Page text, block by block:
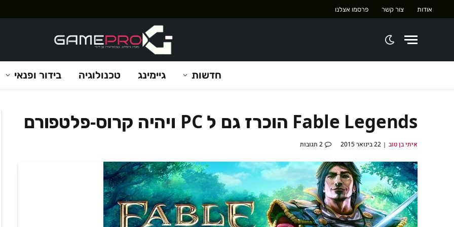
אודות צור קשר פרסמו אצלנו
חדשות גיימינג טכנולוגיה בידור ופנאי
Fable Legends הוכרז גם ל PC ויהיה קרוס-פלטפורם
איתי בן טוב 22 בינואר 2015 2 תגובות